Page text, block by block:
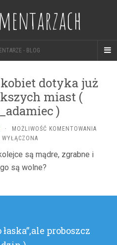
- BLOG
dotyka już
miast (
)
· MOŻLIWOŚĆ KOMENTOWANIA
MIAST
WYŁĄCZONA
są mądre, zgrabne i
są wolne?
proboszcz